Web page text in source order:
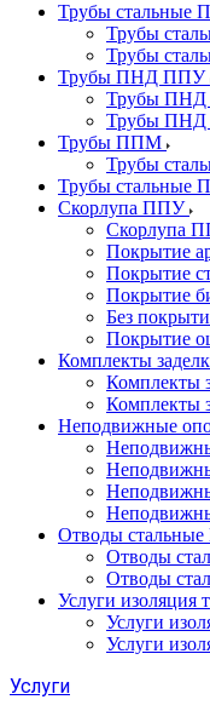
Трубы стальные
Трубы
Трубы
Трубы ПНД ППУ
Трубы
Трубы
Трубы ППМ
Трубы
Трубы
Скорлупа ППУ
Скорлупа
Покрытие
Покрытие
Покрытие
Без
Покрытие
Комплекты
Комплекты
Комплекты
Неподвижные
Отводы
Отводы
Отводы
Услуги
Услуги
Услуги
Услуги